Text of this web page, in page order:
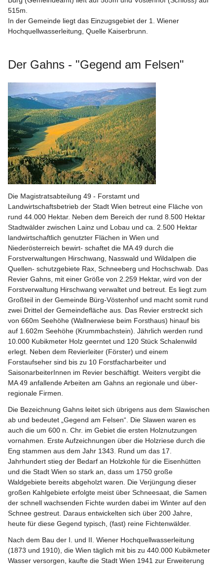
515m.
In der Gemeinde liegt das Einzugsgebiet der 1. Wiener
Hochquellwasserleitung, Quelle Kaiserbrunn.
Der Gahns - "Gegend am Felsen"
Die Magistratsabteilung 49 - Forstamt und
Landwirtschaftsbetrieb der Stadt Wien betreut eine Fläche von
rund 44.000 Hektar. Neben dem Bereich der rund 8.500 Hektar
Stadtwälder zwischen Lainz und Lobau und ca. 2.500 Hektar
landwirtschaftlich genutzter Flächen in Wien und
Niederösterreich bewirt- schaftet die MA 49 durch die
Forstverwaltungen Hirschwang, Nasswald und Wildalpen die
Quellen- schutzgebiete Rax, Schneeberg und Hochschwab. Das
Revier Gahns, mit einer Größe von 2.259 Hektar, wird von der
Forstverwaltung Hirschwang verwaltet und betreut. Es liegt zum
Großteil in der Gemeinde Bürg-Vöstenhof und macht somit rund
zwei Drittel der Gemeindefläche aus. Das Revier erstreckt sich
von 660m Seehöhe (Wallnerwiese beim Forsthaus) hinauf bis
auf 1.602m Seehöhe (Krummbachstein). Jährlich werden rund
10.000 Kubikmeter Holz geerntet und 120 Stück Schalenwild
erlegt. Neben dem Revierleiter (Förster) und einem
Forstaufseher sind bis zu 10 Forstfacharbeiter und
SaisonarbeiterInnen im Revier beschäftigt. Weiters vergibt die
MA 49 anfallende Arbeiten am Gahns an regionale und über-
regionale Firmen.
Die Bezeichnung Gahns leitet sich übrigens aus dem Slawischen
ab und bedeutet „Gegend am Felsen“. Die Slawen waren es
auch die um 600 n. Chr. im Gebiet die ersten Holznutzungen
vornahmen. Erste Aufzeichnungen über die Holzriese durch die
Eng stammen aus dem Jahr 1343. Rund um das 17.
Jahrhundert stieg der Bedarf an Holzkohle für die Eisenhütten
und die Stadt Wien so stark an, dass um 1750 große
Waldgebiete bereits abgeholzt waren. Die Verjüngung dieser
großen Kahlgebiete erfolgte meist über Schneesaat, die Samen
der schnell wachsenden Fichte wurden dabei im Winter auf den
Schnee gestreut. Daraus entwickelten sich über 200 Jahre,
heute für diese Gegend typisch, (fast) reine Fichtenwälder.
Nach dem Bau der I. und II. Wiener Hochquellwasserleitung
(1873 und 1910), die Wien täglich mit bis zu 440.000 Kubikmeter
Wasser versorgen, kaufte die Stadt Wien 1941 zur Erweiterung